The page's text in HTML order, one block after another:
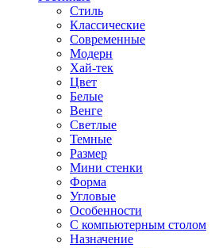
Стиль
Классические
Современные
Модерн
Хай-тек
Цвет
Белые
Венге
Светлые
Темные
Размер
Мини стенки
Форма
Угловые
Особенности
С компьютерным столом
Назначение